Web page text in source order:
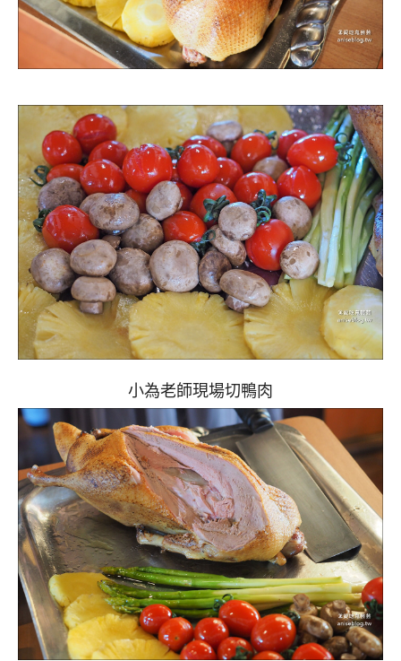
小為老師現場切鴨肉